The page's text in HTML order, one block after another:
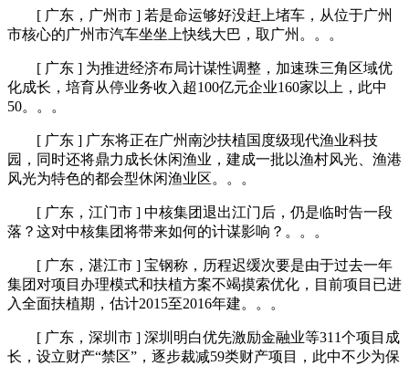
[ 广东，广州市 ] 若是命运够好没赶上堵车，从位于广州
市核心的广州市汽车坐坐上快线大巴，取广州。。。
[ 广东 ] 为推进经济布局计谋性调整，加速珠三角区域优
化成长，培育从停业务收入超100亿元企业160家以上，此中
50。。。
[ 广东 ] 广东将正在广州南沙扶植国度级现代渔业科技
园，同时还将鼎力成长休闲渔业，建成一批以渔村风光、渔港
风光为特色的都会型休闲渔业区。。。
[ 广东，江门市 ] 中核集团退出江门后，仍是临时告一段
落？这对中核集团将带来如何的计谋影响？。。。
[ 广东，湛江市 ] 宝钢称，历程迟缓次要是由于过去一年
集团对项目办理模式和扶植方案不竭摸索优化，目前项目已进
入全面扶植期，估计2015至2016年建。。。
[ 广东，深圳市 ] 深圳明白优先激励金融业等311个项目成
长，设立财产“禁区”，逐步裁减59类财产项目，此中不少为保